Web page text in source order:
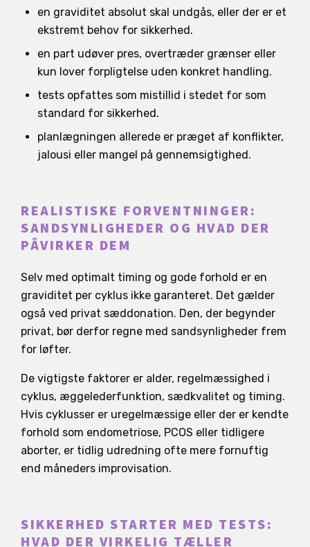
en graviditet absolut skal undgås, eller der er et
ekstremt behov for sikkerhed.
en part udøver pres, overtræder grænser eller
kun lover forpligtelse uden konkret handling.
tests opfattes som mistillid i stedet for som
standard for sikkerhed.
planlægningen allerede er præget af konflikter,
jalousi eller mangel på gennemsigtighed.
REALISTISKE FORVENTNINGER:
SANDSYNLIGHEDER OG HVAD DER
PÅVIRKER DEM
Selv med optimalt timing og gode forhold er en
graviditet per cyklus ikke garanteret. Det gælder
også ved privat sæddonation. Den, der begynder
privat, bør derfor regne med sandsynligheder frem
for løfter.
De vigtigste faktorer er alder, regelmæssighed i
cyklus, æggelederfunktion, sædkvalitet og timing.
Hvis cyklusser er uregelmæssige eller der er kendte
forhold som endometriose, PCOS eller tidligere
aborter, er tidlig udredning ofte mere fornuftig
end måneders improvisation.
SIKKERHED STARTER MED TESTS:
HVAD DER VIRKELIG TÆLLER